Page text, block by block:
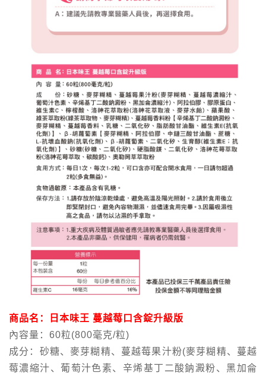
商品名：日本味王 蔓越莓口含錠升級版
內容量：60粒(800毫克/粒)
成分：砂糖、麥芽糊精、蔓越莓果汁粉(麥芽糊精、蔓越
莓濃縮汁、葡萄汁色素、辛烯基丁二酸鈉澱粉、黑加侖